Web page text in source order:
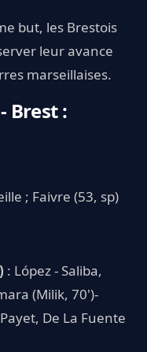
but, les Brestois
leur avance
marseillaises.
Brest :
; Faivre (53, sp)
: López - Saliba,
(Milik, 70')-
De La Fuente